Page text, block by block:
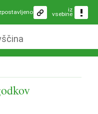
iz
vsebine